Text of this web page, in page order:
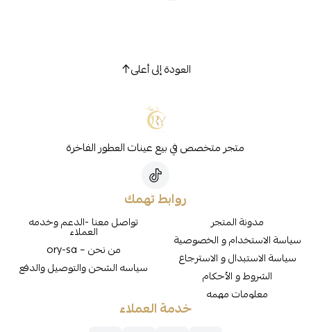
العودة إلى أعلى
متجر متخصص في بيع عينات العطور الفاخرة
روابط تهمك
مدونة المتجر
سياسة الاستخدام و الخصوصية
سياسة الاستبدال و الاسترجاع
الشروط و الأحكام
معلومات مهمه
تواصل معنا -الدعم وخدمه
العملاء
من نحن – ory-sa
سياسه الشحن والتوصيل والدفع
خدمة العملاء